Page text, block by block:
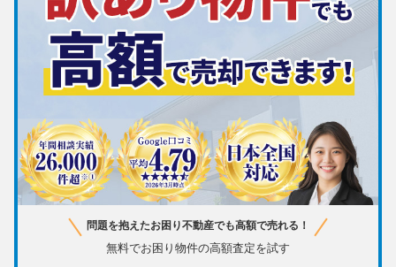
問題を抱えたお困り不動産でも高額で売れる！
無料でお困り物件の高額査定を試す